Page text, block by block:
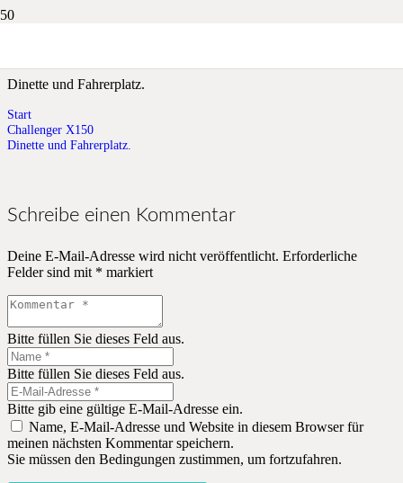
Dinette und Fahrerplatz.
Start
Challenger X150
Dinette und Fahrerplatz.
Schreibe einen Kommentar
Deine E-Mail-Adresse wird nicht veröffentlicht. Erforderliche
Felder sind mit * markiert
Bitte füllen Sie dieses Feld aus.
Bitte füllen Sie dieses Feld aus.
Bitte gib eine gültige E-Mail-Adresse ein.
Name, E-Mail-Adresse und Website in diesem Browser für
meinen nächsten Kommentar speichern.
Sie müssen den Bedingungen zustimmen, um fortzufahren.